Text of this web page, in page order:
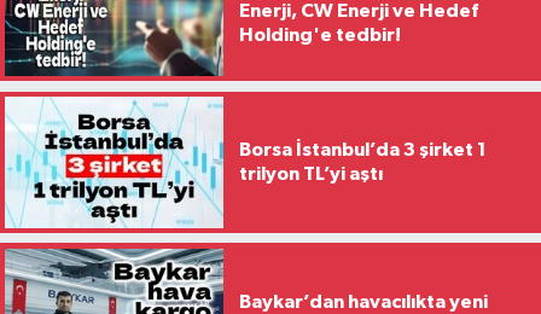
Enerji, CW Enerji ve Hedef
Holding'e tedbir!
Borsa İstanbul’da 3 şirket 1
trilyon TL’yi aştı
Baykar’dan havacılıkta yeni